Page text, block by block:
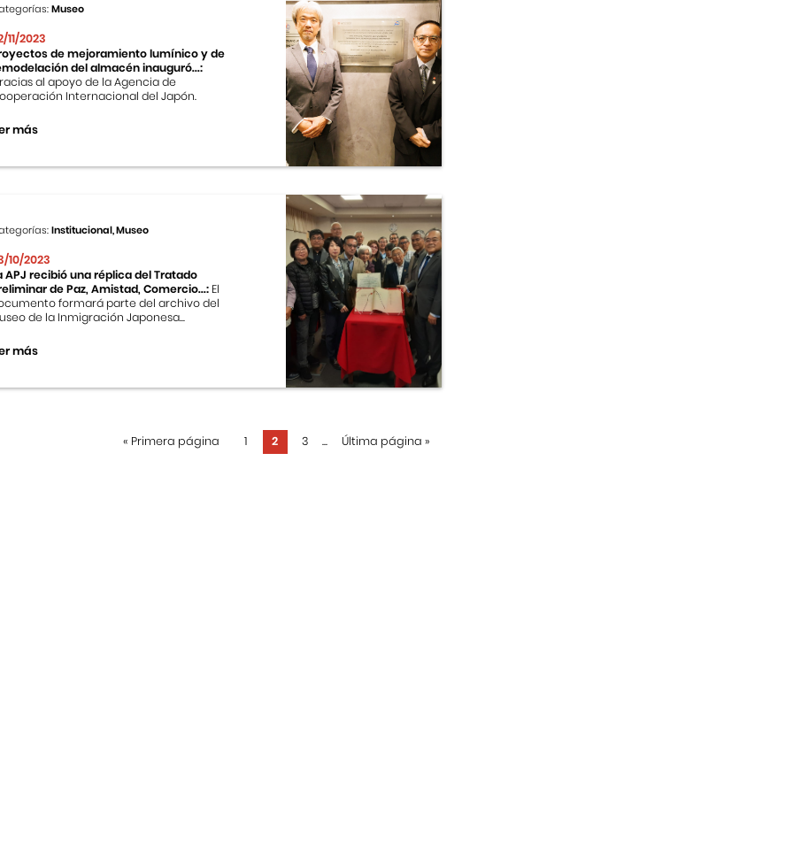
Museo
11/2023
de mejoramiento lumínico y de
del almacén inauguró...:
al apoyo de la Agencia de
Internacional del Japón.
más
Institucional, Museo
10/2023
APJ recibió una réplica del Tratado
de Paz, Amistad, Comercio...: El
formará parte del archivo del
de la Inmigración Japonesa...
más
« Primera página 1 2 3 ... Última página »